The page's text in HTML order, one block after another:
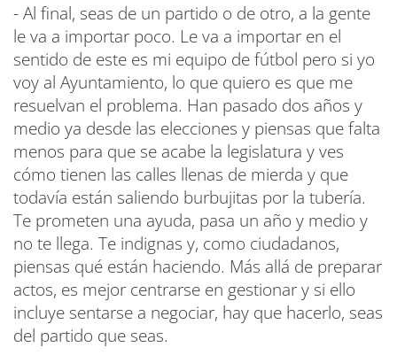
- Al final, seas de un partido o de otro, a la gente
le va a importar poco. Le va a importar en el
sentido de este es mi equipo de fútbol pero si yo
voy al Ayuntamiento, lo que quiero es que me
resuelvan el problema. Han pasado dos años y
medio ya desde las elecciones y piensas que falta
menos para que se acabe la legislatura y ves
cómo tienen las calles llenas de mierda y que
todavía están saliendo burbujitas por la tubería.
Te prometen una ayuda, pasa un año y medio y
no te llega. Te indignas y, como ciudadanos,
piensas qué están haciendo. Más allá de preparar
actos, es mejor centrarse en gestionar y si ello
incluye sentarse a negociar, hay que hacerlo, seas
del partido que seas.